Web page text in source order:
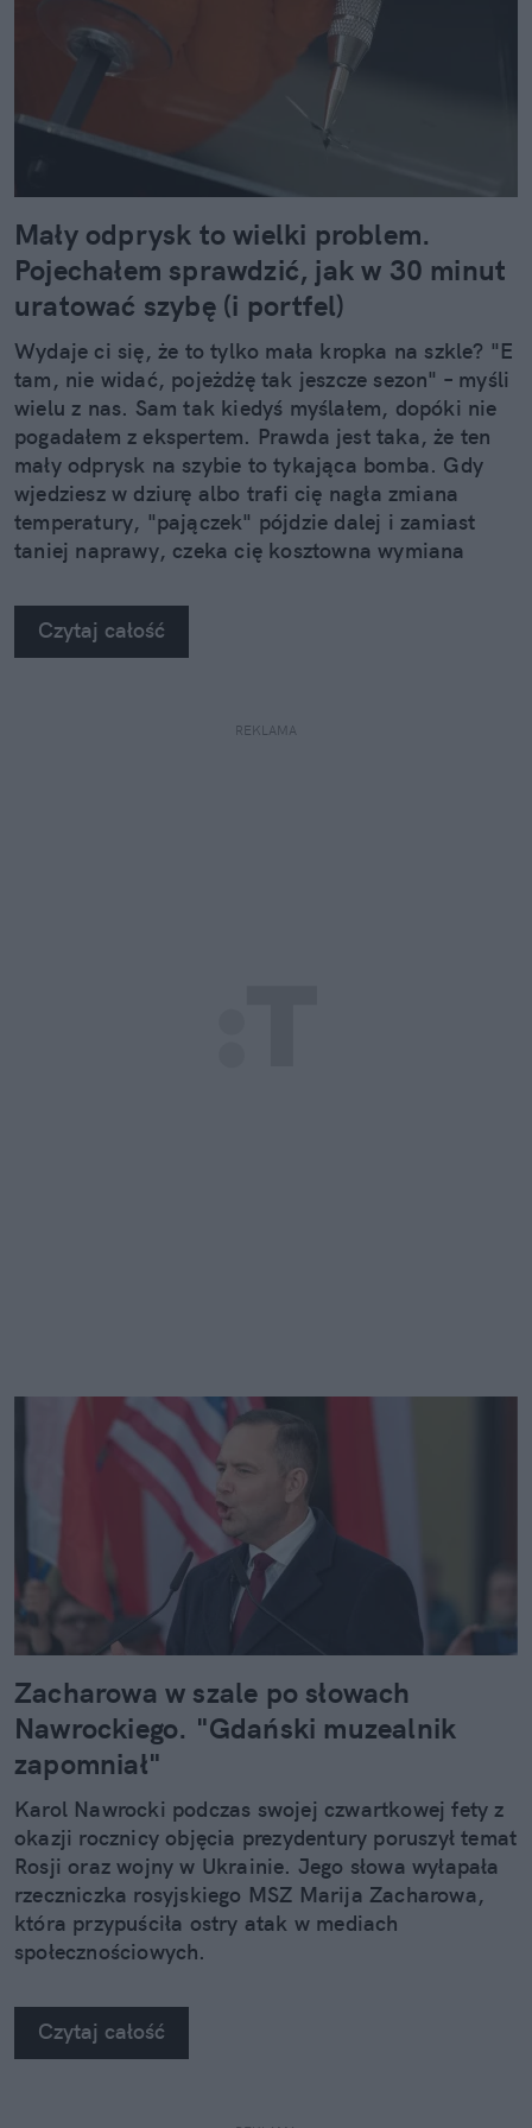
Mały odprysk to wielki problem.
Pojechałem sprawdzić, jak w 30 minut
uratować szybę (i portfel)
Wydaje ci się, że to tylko mała kropka na szkle? "E
tam, nie widać, pojeżdżę tak jeszcze sezon" – myśli
wielu z nas. Sam tak kiedyś myślałem, dopóki nie
pogadałem z ekspertem. Prawda jest taka, że ten
mały odprysk na szybie to tykająca bomba. Gdy
wjedziesz w dziurę albo trafi cię nagła zmiana
temperatury, "pajączek" pójdzie dalej i zamiast
taniej naprawy, czeka cię kosztowna wymiana
na własne oczy zobaczyć, jak profesjonaliści radzą
sobie z takimi uszkodzeniami.
Czytaj całość
REKLAMA
Zacharowa w szale po słowach
Nawrockiego. "Gdański muzealnik
zapomniał"
Karol Nawrocki podczas swojej czwartkowej fety z
okazji rocznicy objęcia prezydentury poruszył temat
Rosji oraz wojny w Ukrainie. Jego słowa wyłapała
rzeczniczka rosyjskiego MSZ Marija Zacharowa,
która przypuściła ostry atak w mediach
społecznościowych.
Czytaj całość